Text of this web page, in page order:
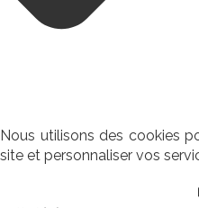
Nous utilisons des cookies
site et personnaliser vos